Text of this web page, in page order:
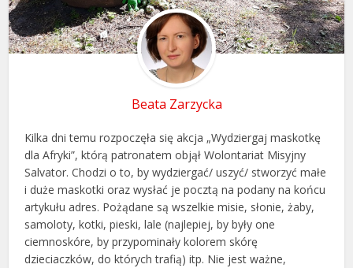
Beata Zarzycka
Kilka dni temu rozpoczęła się akcja „Wydziergaj maskotkę
dla Afryki”, którą patronatem objął Wolontariat Misyjny
Salvator. Chodzi o to, by wydziergać/ uszyć/ stworzyć małe
i duże maskotki oraz wysłać je pocztą na podany na końcu
artykułu adres. Pożądane są wszelkie misie, słonie, żaby,
samoloty, kotki, pieski, lale (najlepiej, by były one
ciemnoskóre, by przypominały kolorem skórę
dzieciaczków, do których trafią) itp. Nie jest ważne,